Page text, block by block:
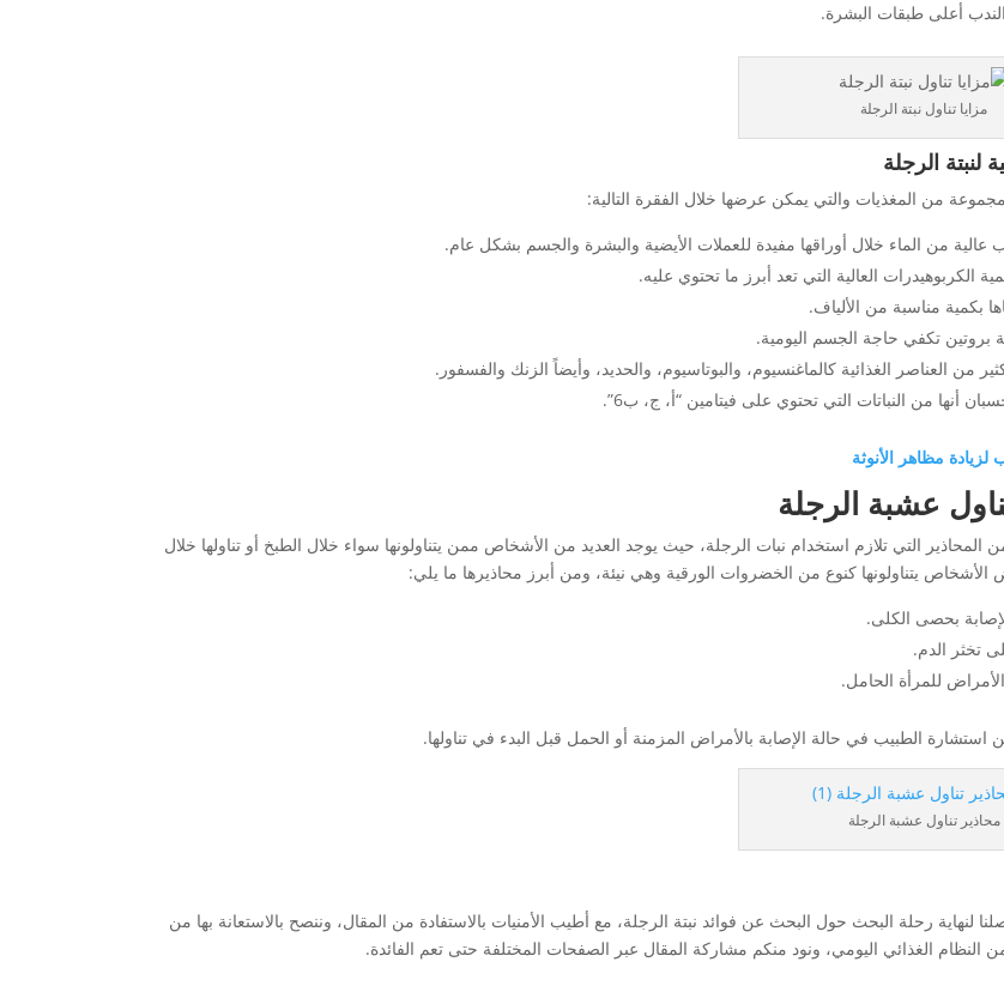
أعلى طبقات البشرة.
مزايا تناول نبتة الرجلة
لنبتة الرجلة
من المغذيات والتي يمكن عرضها خلال الفقرة التالية:
من الماء خلال أوراقها مفيدة للعملات الأيضية والبشرة والجسم بشكل عام.
الكربوهيدرات العالية التي تعد أبرز ما تحتوي عليه.
بكمية مناسبة من الألياف.
بروتين تكفي حاجة الجسم اليومية.
من العناصر الغذائية كالماغنسيوم، والبوتاسيوم، والحديد، وأيضاً الزنك والفسفور.
أنها من النباتات التي تحتوي على فيتامين “أ، ج، ب6”.
مظاهر الأنوثة
عشبة الرجلة
التي تلازم استخدام نبات الرجلة، حيث يوجد العديد من الأشخاص ممن يتناولونها سواء خلال الطبخ أو تناولها خلال
يتناولونها كنوع من الخضروات الورقية وهي نيئة، ومن أبرز محاذيرها ما يلي:
بحصى الكلى.
تخثر الدم.
للمرأة الحامل.
استشارة الطبيب في حالة الإصابة بالأمراض المزمنة أو الحمل قبل البدء في تناولها.
محاذير تناول عشبة الرجلة
لنهاية رحلة البحث حول البحث عن فوائد نبتة الرجلة، مع أطيب الأمنيات بالاستفادة من المقال، وننصح بالاستعانة بها من
النظام الغذائي اليومي، ونود منكم مشاركة المقال عبر الصفحات المختلفة حتى تعم الفائدة.